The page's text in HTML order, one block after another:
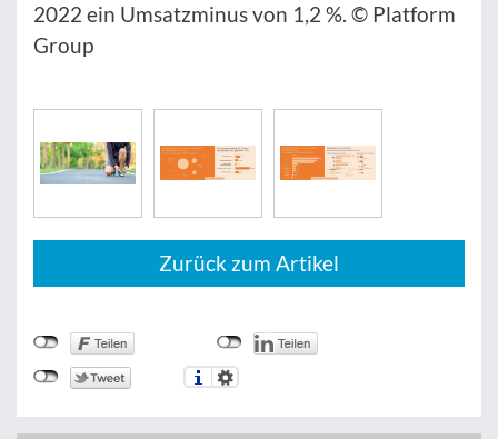
2022 ein Umsatzminus von 1,2 %. © Platform
Group
Zurück zum Artikel